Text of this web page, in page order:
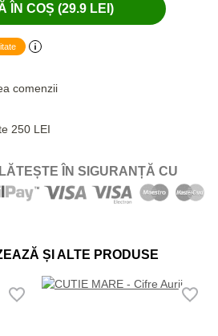
ÎN COȘ (29.9 LEI)
comenzii
250 LEI
ÎN SIGURANȚĂ CU
ȘI ALTE PRODUSE